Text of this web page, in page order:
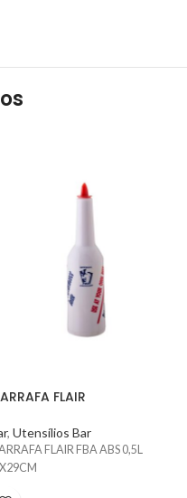
FLAIR
, Utensílios Bar
FLAIR FBA ABS 0,5L